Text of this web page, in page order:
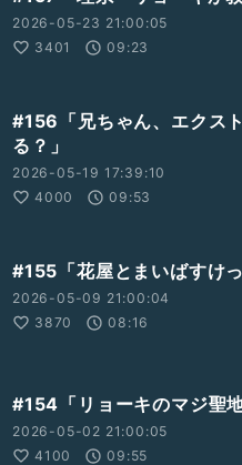
2026-05-23 21:00:05
3401
09:23
#156「兄ちゃん、エクス
る？」
2026-05-19 17:39:10
4000
09:53
#155「花屋とまいばすけっ
2026-05-09 21:00:04
3870
08:16
#154「リョーキのマジ聖地
2026-05-02 21:00:05
4100
09:55